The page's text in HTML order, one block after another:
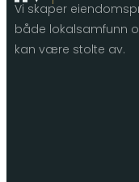
Vi skaper
både lokalsamfunn
kan være stolte av.